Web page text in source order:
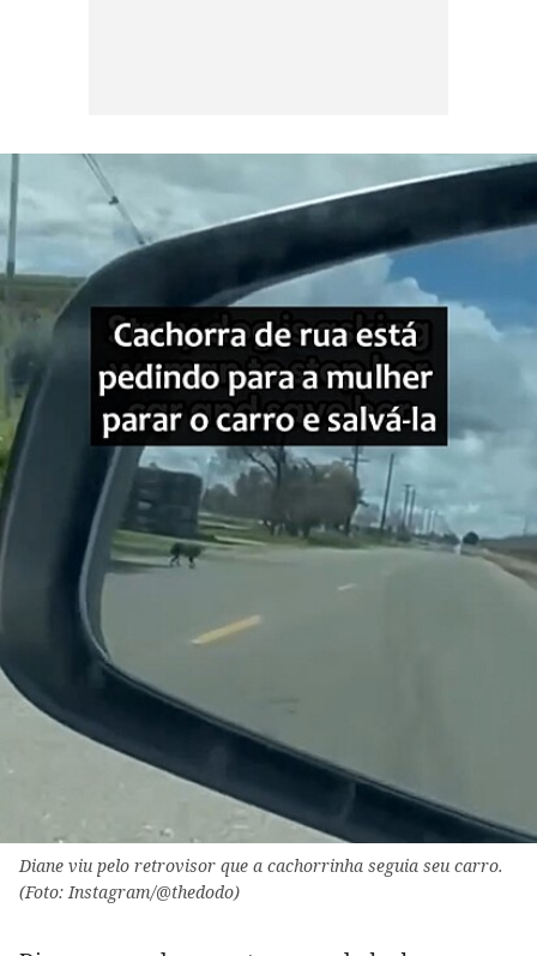
Diane viu pelo retrovisor que a cachorrinha seguia seu carro.
(Foto: Instagram/@thedodo)